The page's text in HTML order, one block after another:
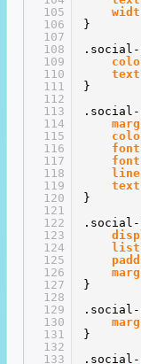
105
106
107
108
109
110
111
112
113
114
115
116
117
118
119
120
121
122
123
124
125
126
127
128
129
130
131
132
133
}
}
.social-
}
}
}